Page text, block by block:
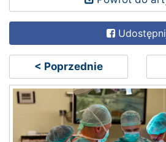
< Poprzednie